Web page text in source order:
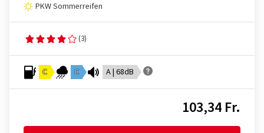
PKW Sommerreifen
(3)
C C A | 68dB
103,34 Fr.